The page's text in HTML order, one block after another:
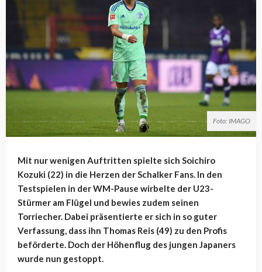
Foto: IMAGO
Mit nur wenigen Auftritten spielte sich Soichiro
Kozuki (22) in die Herzen der Schalker Fans. In den
Testspielen in der WM-Pause wirbelte der U23-
Stürmer am Flügel und bewies zudem seinen
Torriecher. Dabei präsentierte er sich in so guter
Verfassung, dass ihn Thomas Reis (49) zu den Profis
beförderte. Doch der Höhenflug des jungen Japaners
wurde nun gestoppt.